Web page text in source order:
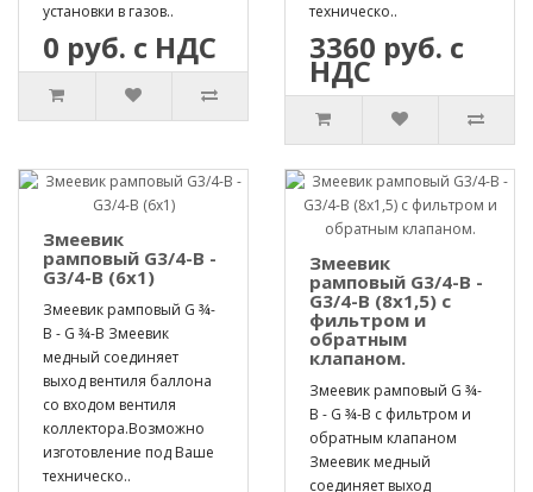
установки в газов..
0 руб. с НДС
техническо..
3360 руб. с
НДС
Змеевик
рамповый G3/4-B -
G3/4-B (6х1)
Змеевик рамповый G ¾-
B - G ¾-B Змеевик
медный соединяет
выход вентиля баллона
со входом вентиля
коллектора.Возможно
изготовление под Ваше
техническо..
Змеевик
рамповый G3/4-B -
G3/4-B (8х1,5) с
фильтром и
обратным
клапаном.
Змеевик рамповый G ¾-
B - G ¾-B с фильтром и
обратным клапаном
Змеевик медный
соединяет выход